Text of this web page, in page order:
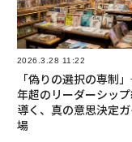
2026.3.28 11:22
「偽りの選択の専制
年超のリーダーシッ
導く、真の意思決定
場